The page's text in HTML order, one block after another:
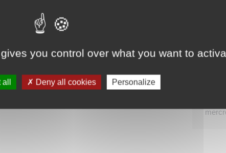
Lire la suite
you control over what you want to
all Deny all cookies Personalize